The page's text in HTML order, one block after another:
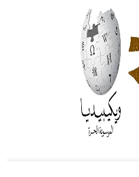
ورسالته في جروح الرأس. ويعود
والفلسفة.
يتكون في البحر ويتركب
أحمر أو شديد الحمرة وهو
ويسمى الش
اللفظ تم اعتمادها مصطلحاً